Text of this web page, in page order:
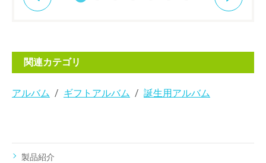
関連カテゴリ
アルバム ギフトアルバム 誕生用アルバム
製品紹介